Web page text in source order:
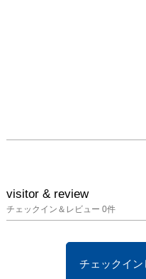
visitor & review
チェックイン＆レビュー 0件
チェックイン